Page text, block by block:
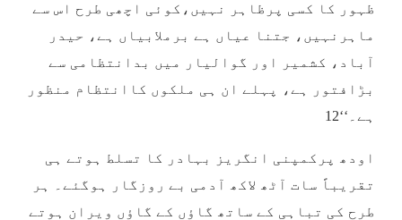
ظہور کا کسی پرظاہر نہیں،کوئی اچھی طرح اس سے
ماہرنہیں، جتنا عیاں ہے برملابیاں ہے، حیدر
آباد، کشمیر اور گوالیار میں بدانتظامی سے
بڑافتور ہے، پہلے ان ہی ملکوں کاانتظام منظور
ہے۔‘‘12
اودھ پرکمپنی انگریز بہادر کا تسلط ہوتے ہی
تقریباً سات آٹھ لاکھ آدمی بے روزگار ہوگئے۔ ہر
طرح کی تباہی کے ساتھ گاؤں کے گاؤں ویران ہوتے